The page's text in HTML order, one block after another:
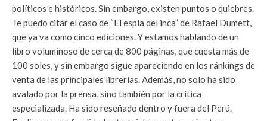
políticos e históricos. Sin embargo, existen puntos o quiebres.
Te puedo citar el caso de “El espía del inca” de Rafael Dumett,
que ya va como cinco ediciones. Y estamos hablando de un
libro voluminoso de cerca de 800 páginas, que cuesta más de
100 soles, y sin embargo sigue apareciendo en los ránkings de
venta de las principales librerías. Además, no solo ha sido
avalado por la prensa, sino también por la crítica
especializada. Ha sido reseñado dentro y fuera del Perú.